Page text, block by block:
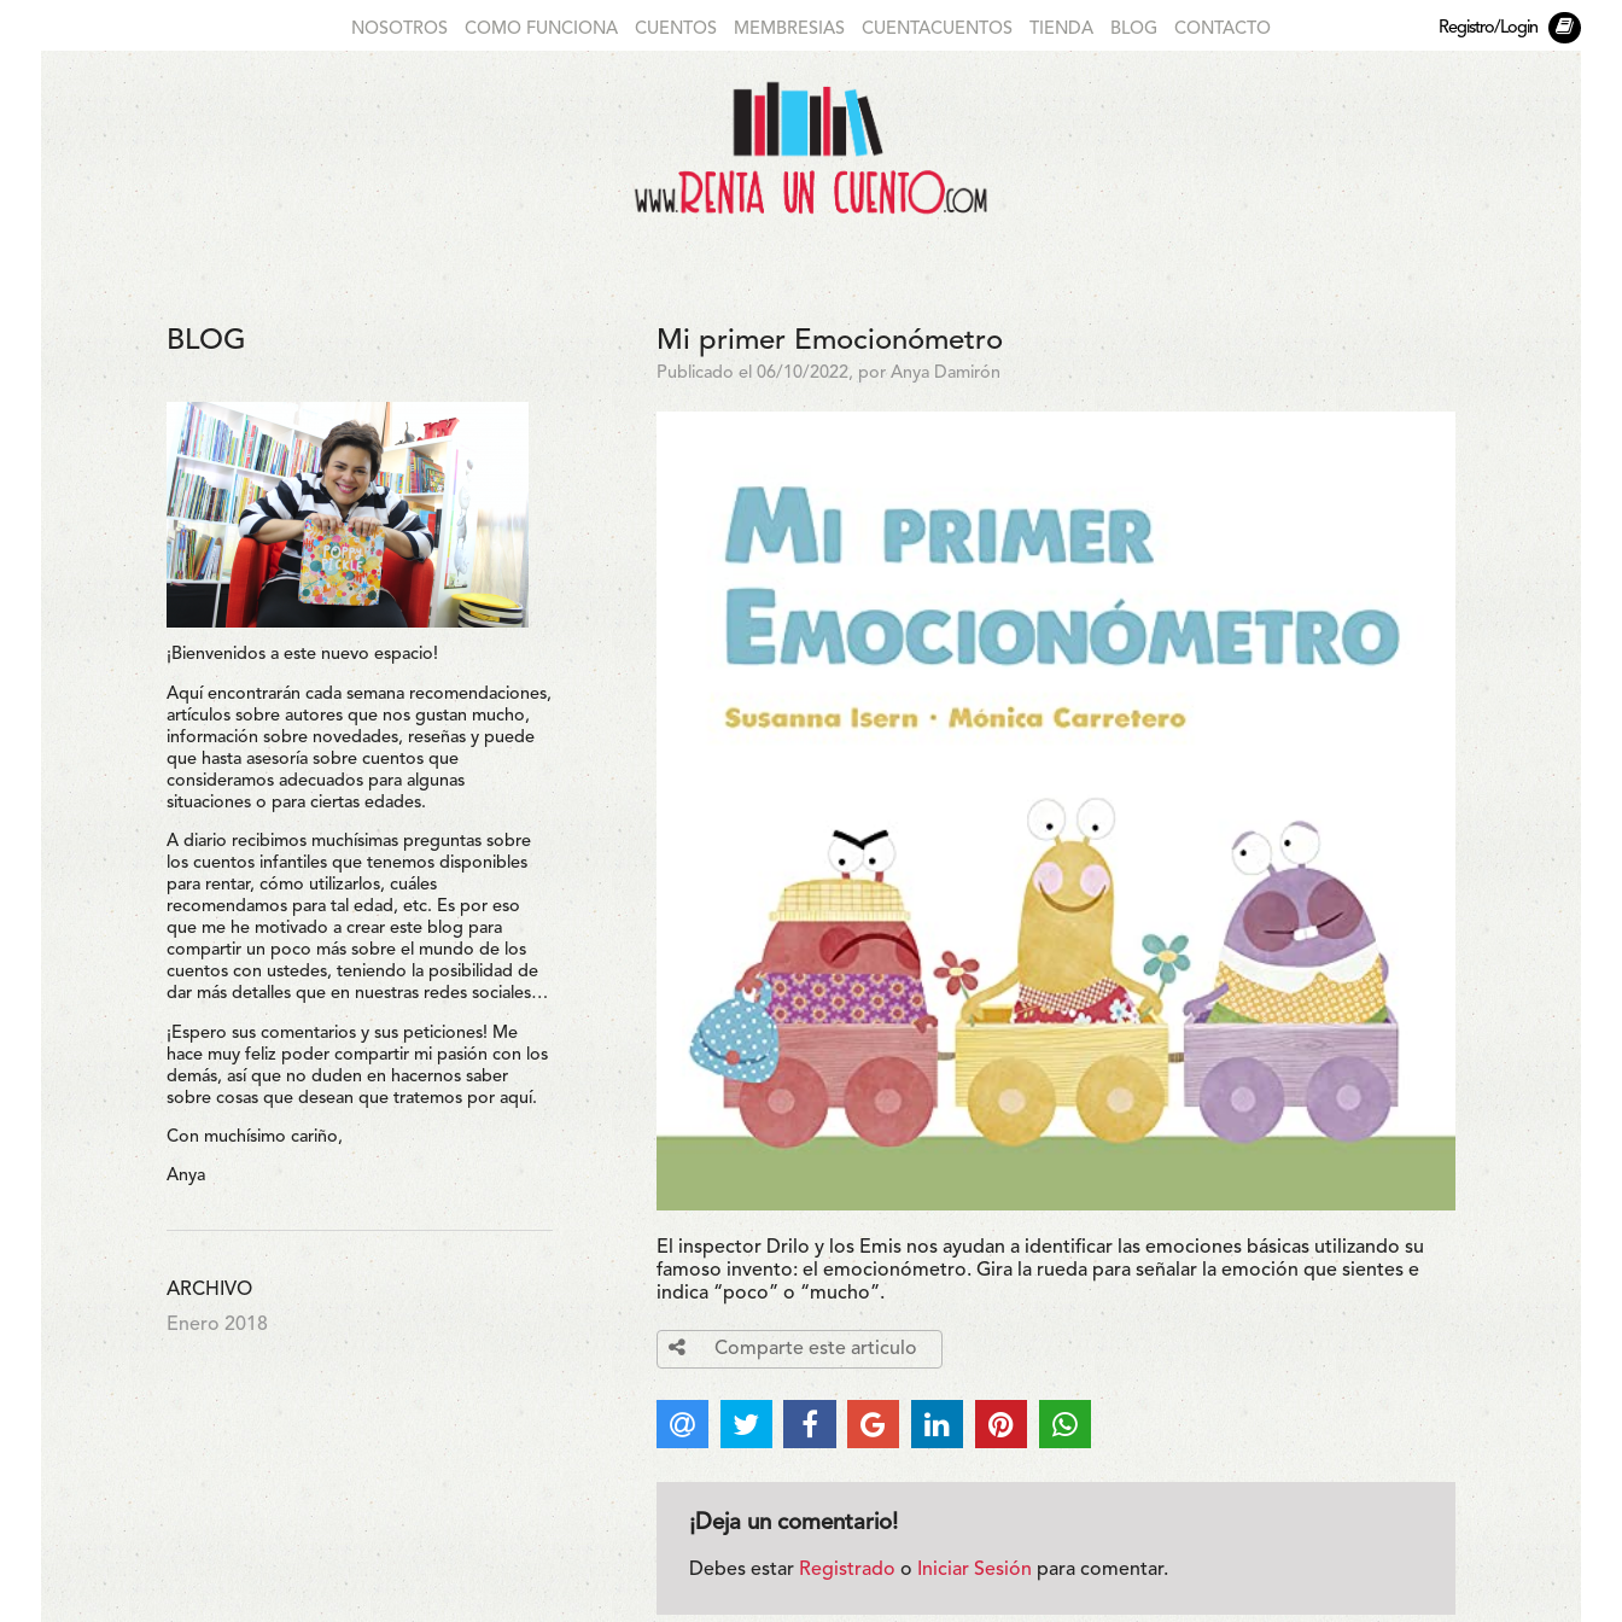
NOSOTROS COMO FUNCIONA CUENTOS MEMBRESIAS CUENTACUENTOS TIENDA BLOG CONTACTO Registro/Login
BLOG
¡Bienvenidos a este nuevo espacio!
Aquí encontrarán cada semana recomendaciones,
artículos sobre autores que nos gustan mucho,
información sobre novedades, reseñas y puede
que hasta asesoría sobre cuentos que
consideramos adecuados para algunas
situaciones o para ciertas edades.
A diario recibimos muchísimas preguntas sobre
los cuentos infantiles que tenemos disponibles
para rentar, cómo utilizarlos, cuáles
recomendamos para tal edad, etc. Es por eso
que me he motivado a crear este blog para
compartir un poco más sobre el mundo de los
cuentos con ustedes, teniendo la posibilidad de
dar más detalles que en nuestras redes sociales…
¡Espero sus comentarios y sus peticiones! Me
hace muy feliz poder compartir mi pasión con los
demás, así que no duden en hacernos saber
sobre cosas que desean que tratemos por aquí.
Con muchísimo cariño,
Anya
ARCHIVO
Enero 2018
Mi primer Emocionómetro
Publicado el 06/10/2022, por Anya Damirón
El inspector Drilo y los Emis nos ayudan a identificar las emociones básicas utilizando su
famoso invento: el emocionómetro. Gira la rueda para señalar la emoción que sientes e
indica “poco” o “mucho”.
Comparte este articulo
¡Deja un comentario!
Debes estar Registrado o Iniciar Sesión para comentar.